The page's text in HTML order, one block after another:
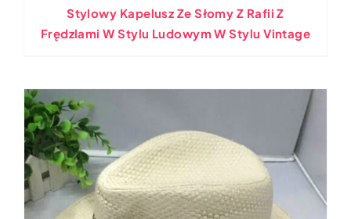
Stylowy Kapelusz Ze Słomy Z Rafii Z
Frędzlami W Stylu Ludowym W Stylu Vintage